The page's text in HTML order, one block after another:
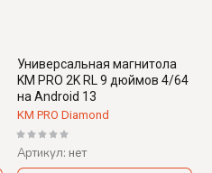
Универсальная магнитола
KM PRO 2K RL 9 дюймов 4/64
на Android 13
KM PRO Diamond
Артикул: нет